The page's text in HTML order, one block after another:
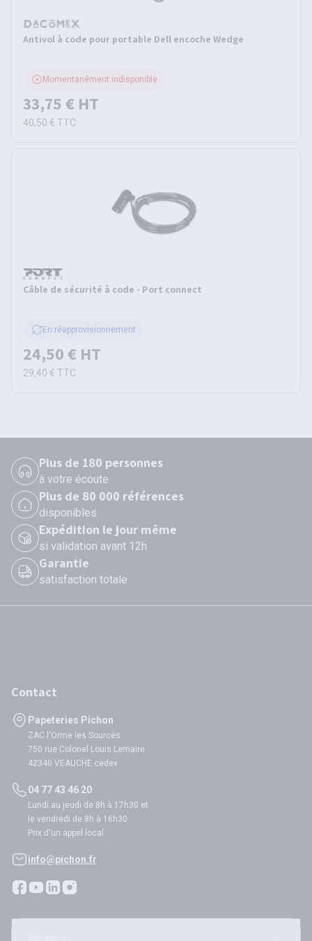
Antivol à code pour portable Dell encoche Wedge
Momentanément indisponible
33,75 € HT
40,50 € TTC
Câble de sécurité à code - Port connect
En réapprovisionnement
24,50 € HT
29,40 € TTC
Plus de 180 personnes
à votre écoute
Plus de 80 000 références
disponibles
Expédition le jour même
si validation avant 12h
Garantie
satisfaction totale
Contact
Papeteries Pichon
ZAC l'Orme les Sources
750 rue Colonel Louis Lemaire
42340 VEAUCHE cedex
04 77 43 46 20
Lundi au jeudi de 8h à 17h30 et
le vendredi de 8h à 16h30
Prix d'un appel local
info@pichon.fr